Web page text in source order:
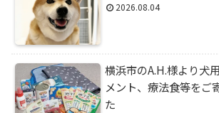
2026.08.04
横浜市のA.H.様より犬
メント、療法食等をご
た